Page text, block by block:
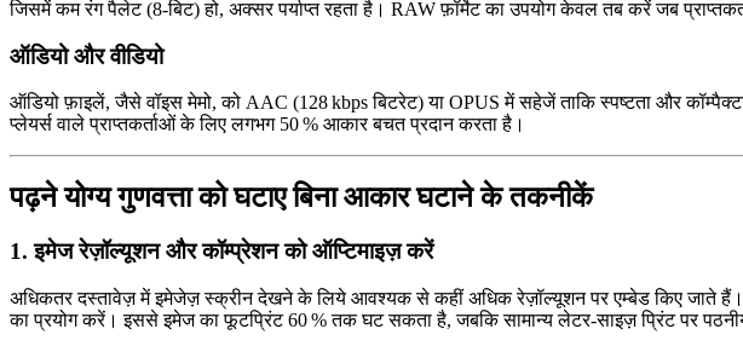
जिसमें कम रंग पैलेट (8‑बिट) हो, अक्सर पर्याप्त रहता है। RAWफ़ॉर्मेट का उपयोग केवल तब करें जब
ऑडियो और वीडियो
ऑडियो फ़ाइलें, जैसे वॉइस मेमो, को AAC (128 kbps बिटरेट) या OPUS में सहेजें ताकि स्पष्टता और
प्लेयर्स वाले प्राप्तकर्ताओं के लिए लगभग 50 % आकार बचत प्रदान करता है।
पढ़ने योग्य गुणवत्ता को घटाए बिना आकार घटाने के तकनीकें
1. इमेज रेज़ॉल्यूशन और कॉम्प्रेशन को ऑप्टिमाइज़ करें
अधिकतर दस्तावेज़ में इमेजेज़ स्क्रीन देखने के लिये आवश्यक से कहीं अधिक रेज़ॉल्यूशन पर एम्बेड किए जाते हैं।
का प्रयोग करें। इससे इमेज का फूटप्रिंट 60 % तक घट सकता है, जबकि सामान्य लेटर‑साइज़ प्रिंट पर